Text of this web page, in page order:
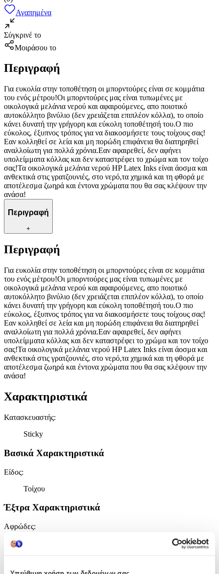
Αγαπημένα
Σύγκρινέ το
Μοιράσου το
Περιγραφή
Για ευκολία στην τοποθέτηση οι μπορντούρες είναι σε κομμάτια
του ενός μέτρου!Οι μπορντούρες μας είναι τυπωμένες με
οικολογικά μελάνια νερού και αφαιρούμενες, απο ποιοτικό
αυτοκόλλητο βινύλιο (δεν χρειάζεται επιπλέον κόλλα), το οποίο
κάνει δυνατή την γρήγορη και εύκολη τοποθέτησή του.Ο πιο
εύκολος, έξυπνος τρόπος για να διακοσμήσετε τους τοίχους σας!
Εαν κολληθεί σε λεία και μη πορώδη επιφάνεια θα διατηρηθεί
αναλλοίωτη για πολλά χρόνια.Εαν αφαιρεθεί, δεν αφήνει
υπολείμματα κόλλας και δεν καταστρέφει το χρώμα και τον τοίχο
σας!Τα οικολογικά μελάνια νερού HP Latex Inks είναι άοσμα και
ανθεκτικά στις γρατζουνιές, στο νερό,τα χημικά και τη φθορά με
αποτέλεσμα ζωηρά και έντονα χρώματα που θα σας κλέψουν την
ανάσα!
Περιγραφή
+
Περιγραφή
Για ευκολία στην τοποθέτηση οι μπορντούρες είναι σε κομμάτια
του ενός μέτρου!Οι μπορντούρες μας είναι τυπωμένες με
οικολογικά μελάνια νερού και αφαιρούμενες, απο ποιοτικό
αυτοκόλλητο βινύλιο (δεν χρειάζεται επιπλέον κόλλα), το οποίο
κάνει δυνατή την γρήγορη και εύκολη τοποθέτησή του.Ο πιο
εύκολος, έξυπνος τρόπος για να διακοσμήσετε τους τοίχους σας!
Εαν κολληθεί σε λεία και μη πορώδη επιφάνεια θα διατηρηθεί
αναλλοίωτη για πολλά χρόνια.Εαν αφαιρεθεί, δεν αφήνει
υπολείμματα κόλλας και δεν καταστρέφει το χρώμα και τον τοίχο
σας!Τα οικολογικά μελάνια νερού HP Latex Inks είναι άοσμα και
ανθεκτικά στις γρατζουνιές, στο νερό,τα χημικά και τη φθορά με
αποτέλεσμα ζωηρά και έντονα χρώματα που θα σας κλέψουν την
ανάσα!
Χαρακτηριστικά
Κατασκευαστής:
Sticky
Βασικά Χαρακτηριστικά
Είδος:
Τοίχου
Έξτρα Χαρακτηριστικά
Αφρώδες: